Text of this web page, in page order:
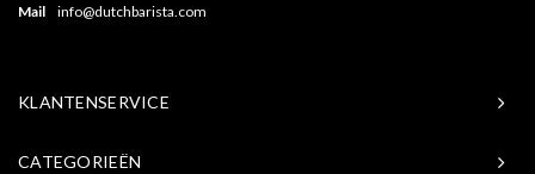
Mail info@dutchbarista.com
KLANTENSERVICE
CATEGORIEËN